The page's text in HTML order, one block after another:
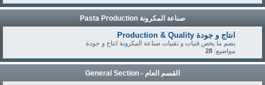
صناعة المكرونة Pasta Production
انتاج و جودة Production & Quality
يضم ما يخص فنيات و تقنيات صناعة المكرونة انتاج و جودة
مواضيع: 28
القسم العام - General Section